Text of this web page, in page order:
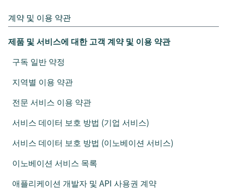
계약 및 이용 약관
제품 및 서비스에 대한 고객 계약 및 이용 약관
구독 일반 약정
지역별 이용 약관
전문 서비스 이용 약관
서비스 데이터 보호 방법 (기업 서비스)
서비스 데이터 보호 방법 (이노베이션 서비스)
이노베이션 서비스 목록
애플리케이션 개발자 및 API 사용권 계약